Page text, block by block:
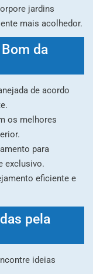
jardins
mais acolhedor.
da
de acordo
os melhores
para
exclusivo.
eficiente e
pela
ideias